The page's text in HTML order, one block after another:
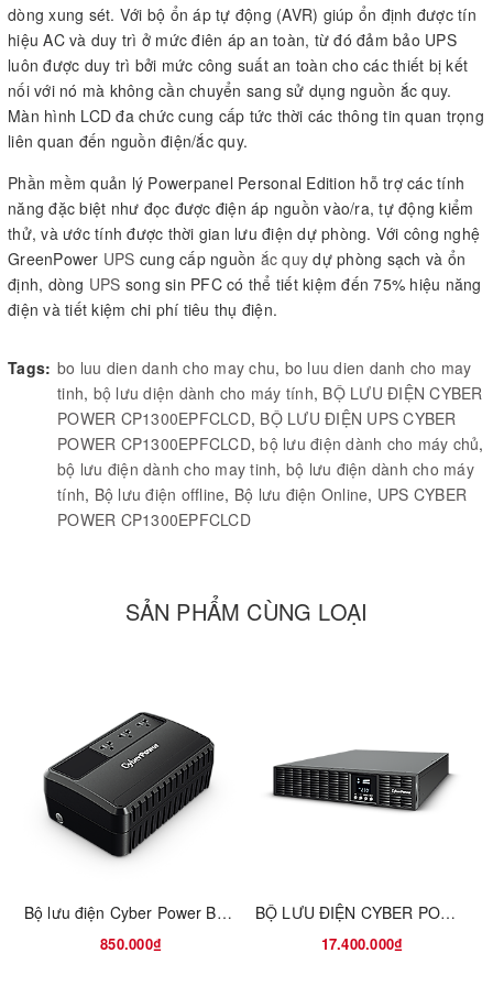
dòng xung sét. Với bộ ổn áp tự động (AVR) giúp ổn định được tín
hiệu AC và duy trì ở mức điên áp an toàn, từ đó đảm bảo UPS
luôn được duy trì bởi mức công suất an toàn cho các thiết bị kết
nối với nó mà không cần chuyển sang sử dụng nguồn ắc quy.
Màn hình LCD đa chức cung cấp tức thời các thông tin quan trọng
liên quan đến nguồn điện/ắc quy.
Phần mềm quản lý Powerpanel Personal Edition hỗ trợ các tính
năng đặc biệt như đọc được điện áp nguồn vào/ra, tự động kiểm
thử, và ước tính được thời gian lưu điện dự phòng. Với công nghệ
GreenPower UPS cung cấp nguồn ắc quy dự phòng sạch và ổn
định, dòng UPS song sin PFC có thể tiết kiệm đến 75% hiệu năng
điện và tiết kiệm chi phí tiêu thụ điện.
Tags: bo luu dien danh cho may chu, bo luu dien danh cho may
tinh, bộ lưu diện dành cho máy tính, BỘ LƯU ĐIỆN CYBER
POWER CP1300EPFCLCD, BỘ LƯU ĐIỆN UPS CYBER
POWER CP1300EPFCLCD,bộ lưu điện dành cho máy chủ,
bộ lưu điện dành cho may tinh, bộ lưu điện dành cho máy
tính, Bộ lưu điện offline, Bộ lưu điện Online, UPS CYBER
POWER CP1300EPFCLCD
SẢN PHẨM CÙNG LOẠI
Bộ lưu điện Cyber Power BU600E-AS
850.000₫
BỘ LƯU ĐIỆN CYBER POWER OLS2000ERT2U
17.400.000₫